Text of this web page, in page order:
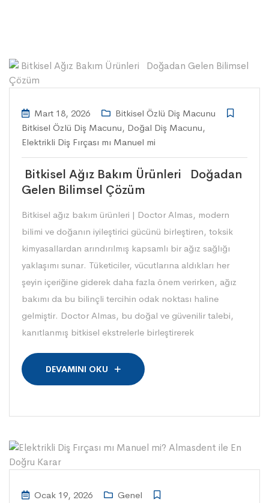
Mart 18, 2026
Bitkisel Özlü Diş Macunu
Bitkisel Özlü Diş Macunu, Doğal Diş Macunu,
Elektrikli Diş Fırçası mı Manuel mi
Bitkisel Ağız Bakım Ürünleri Doğadan
Gelen Bilimsel Çözüm
Bitkisel ağız bakım ürünleri | Doctor Almas, modern
bilimi ve doğanın iyileştirici gücünü birleştiren, toksik
kimyasallardan arındırılmış kapsamlı bir ağız sağlığı
yaklaşımı sunar. Tüketiciler, vücutlarına aldıkları her
şeyin içeriğine giderek daha fazla önem verirken, ağız
bakımı da bu bilinçli tercihin odak noktası haline
gelmiştir. Doctor Almas, bu doğal ve güvenilir talebi,
kanıtlanmış bitkisel ekstrelerle birleştirerek
DEVAMINI OKU
Ocak 19, 2026
Genel